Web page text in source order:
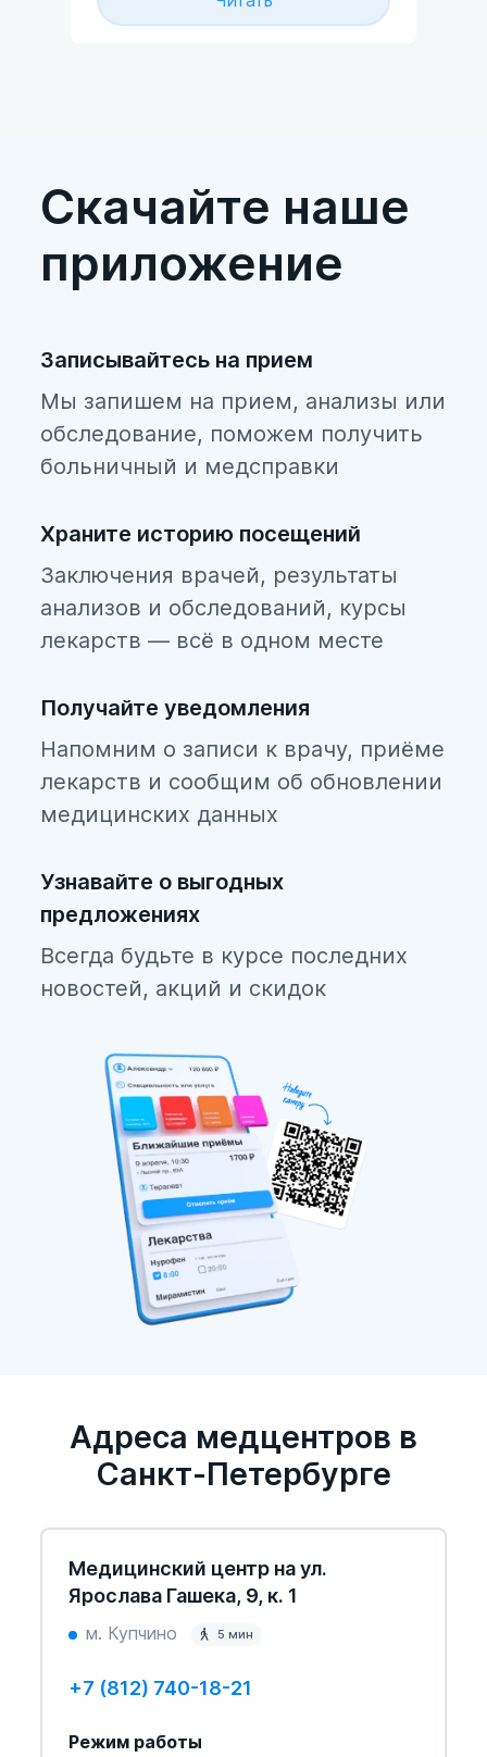
штурманов, матросов, механиков,
Скачайте наше
приложение
Записывайтесь на прием
Мы запишем на прием, анализы или
обследование, поможем получить
больничный и медсправки
Храните историю посещений
Заключения врачей, результаты
анализов и обследований, курсы
лекарств — всё в одном месте
Получайте уведомления
Напомним о записи к врачу, приёме
лекарств и сообщим об обновлении
медицинских данных
Узнавайте о выгодных
предложениях
Всегда будьте в курсе последних
новостей, акций и скидок
Адреса медцентров в
Санкт-Петербурге
Медицинский центр на ул.
Ярослава Гашека, 9, к. 1
м. Купчино 5 мин
+7 (812) 740-18-21
Режим работы